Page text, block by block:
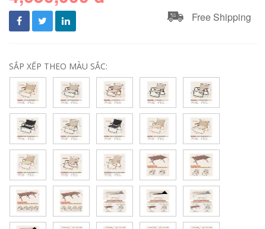
Free Shipping
SẮP XẾP THEO MÀU SẮC: